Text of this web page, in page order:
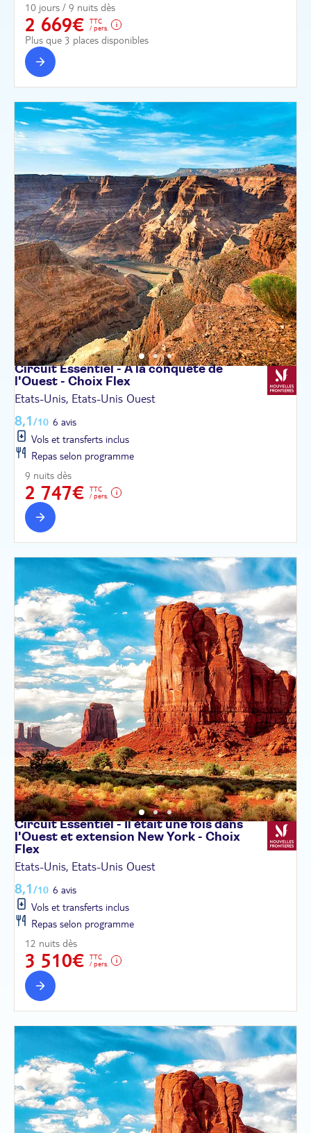
10 jours / 9 nuits dès
2 669€
TTC
/ pers.
Plus que 3 places disponibles
Circuit Essentiel - À la conquête de
l'Ouest - Choix Flex
Etats-Unis, Etats-Unis Ouest
8,1/10 6 avis
Vols et transferts inclus
Repas selon programme
9 nuits dès
2 747€
TTC
/ pers.
Circuit Essentiel - Il était une fois dans
l'Ouest et extension New York - Choix
Flex
Etats-Unis, Etats-Unis Ouest
8,1/10 6 avis
Vols et transferts inclus
Repas selon programme
12 nuits dès
3 510€
TTC
/ pers.